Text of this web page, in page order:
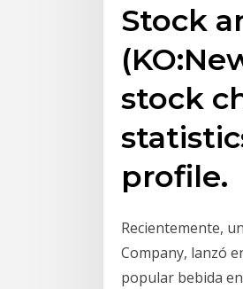
Stock
stock
profile.
Recientemente,
Company, lanzó
popular bebida